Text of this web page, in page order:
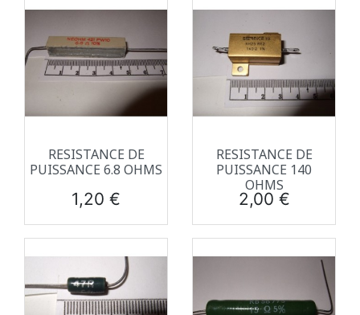
RESISTANCE DE
PUISSANCE 6.8 OHMS
Prix
1,20 €
RESISTANCE DE
PUISSANCE 140
OHMS
Prix
2,00 €